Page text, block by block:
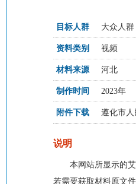
目标人群 大众人群
资料类别 视频
材料来源 河北
制作时间 2023年
附件下载 遵化市
说明
本网站所显示的
若需要获取材料原文